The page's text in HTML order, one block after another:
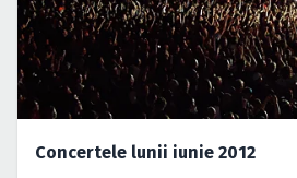
Concertele lunii iunie 2012